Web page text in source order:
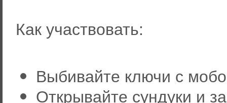
Как участвовать:
Выбивайте ключи с
Открывайте сундуки и